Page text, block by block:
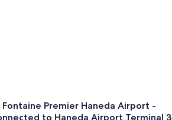
Premier Haneda Airport -
to Haneda Airport Terminal 3